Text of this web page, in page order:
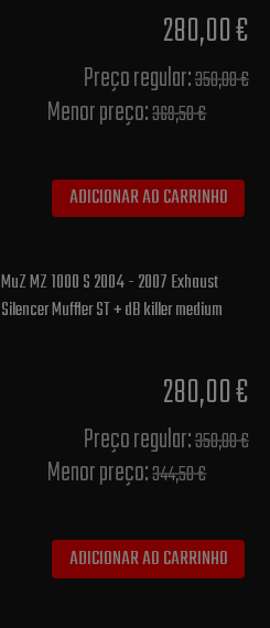
280,00 €
Preço regular:350,00 €
Menor preço:369,50 €
ADICIONAR AO CARRINHO
MuZ MZ 1000 S 2004 - 2007 Exhaust
Silencer Muffler ST + dB killer medium
280,00 €
Preço regular:350,00 €
Menor preço:344,50 €
ADICIONAR AO CARRINHO